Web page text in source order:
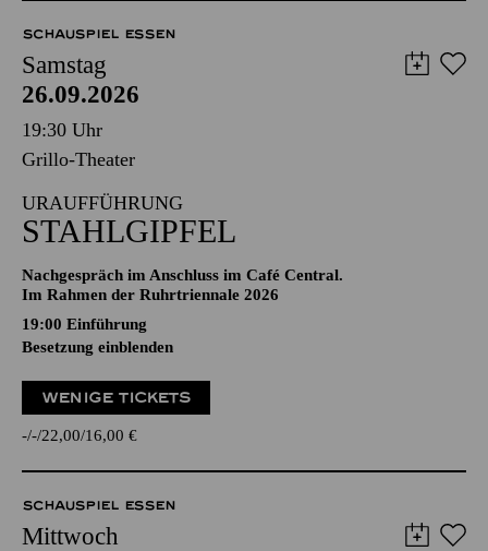
SCHAUSPIEL ESSEN
Samstag
26.09.2026
19:30 Uhr
Grillo-Theater
URAUFFÜHRUNG
STAHLGIPFEL
Nachgespräch im Anschluss im Café Central.
Im Rahmen der Ruhrtriennale 2026
19:00 Einführung
Besetzung einblenden
WENIGE TICKETS
- - 22,00 16,00 €
SCHAUSPIEL ESSEN
Mittwoch